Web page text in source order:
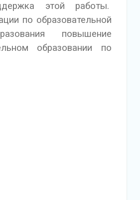
этой работы.
по образовательной
повышение
образовании по